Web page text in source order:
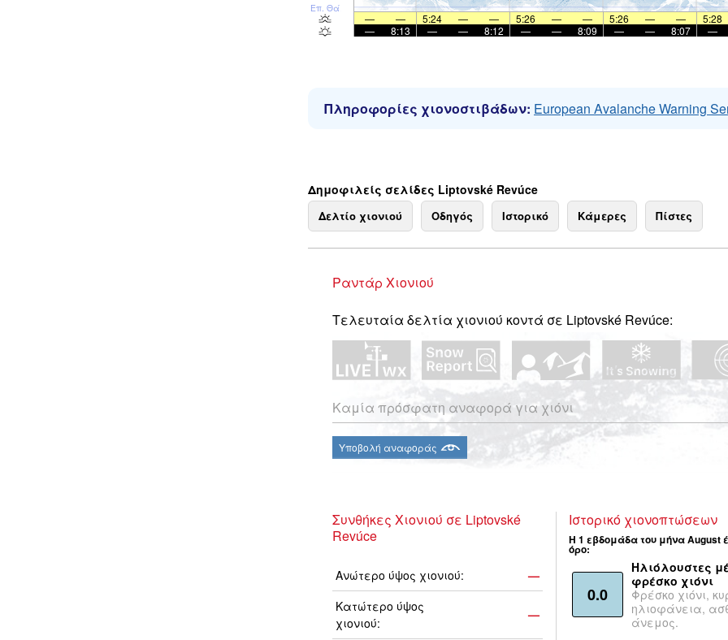
Επ. Θάλ
— — 5:24 — — 5:26 — — 5:26 — — 5:28
—
8:13 — — 8:12 — — 8:09 — — 8:07 —
Πληροφορίες χιονοστιβάδων: European Avalanche Warning
Δημοφιλείς σελίδες Liptovské Revúce
Δελτίο χιονιού Οδηγός Ιστορικό Κάμερες Πίστες
Ραντάρ Χιονιού
Τελευταία δελτία χιονιού κοντά σε Liptovské Revúce:
Καμία πρόσφατη αναφορά για χιόνι
Υποβολή αναφοράς
Συνθήκες Χιονιού σε Liptovské
Revúce
Ανώτερο ύψος χιονιού:
—
Κατώτερο ύψος
χιονιού:
—
Ιστορικό χιονοπτώσεων
Η 1 εβδομάδα του μήνα August
όρο:
0.0
Ηλιόλουστες
φρέσκο χιόνι
Φρέσκο χιόνι,
ηλιοφάνεια,
άνεμος.